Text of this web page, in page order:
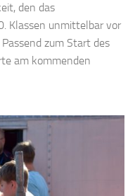
den das
Klassen unmittelbar vor
zum Start des
am kommenden